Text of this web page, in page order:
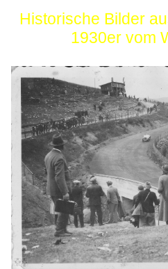
Historische Bilder
1930er vom